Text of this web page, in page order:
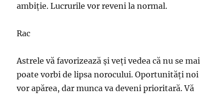
ambiție. Lucrurile vor reveni la normal.
Rac
Astrele vă favorizează şi veţi vedea că nu se mai
poate vorbi de lipsa norocului. Oportunităţi noi
vor apărea, dar munca va deveni prioritară. Vă